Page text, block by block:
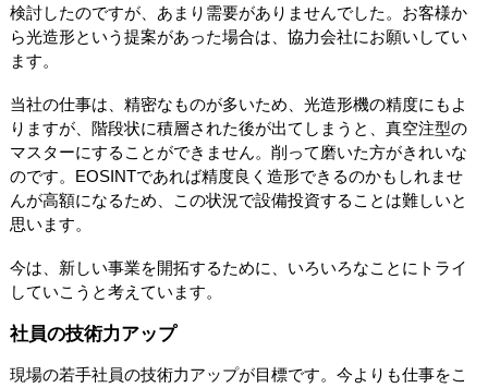
検討したのですが、あまり需要がありませんでした。お客様か
ら光造形という提案があった場合は、協力会社にお願いしてい
ます。
当社の仕事は、精密なものが多いため、光造形機の精度にもよ
りますが、階段状に積層された後が出てしまうと、真空注型の
マスターにすることができません。削って磨いた方がきれいな
のです。EOSINTであれば精度良く造形できるのかもしれませ
んが高額になるため、この状況で設備投資することは難しいと
思います。
今は、新しい事業を開拓するために、いろいろなことにトライ
していこうと考えています。
社員の技術力アップ
現場の若手社員の技術力アップが目標です。今よりも仕事をこ